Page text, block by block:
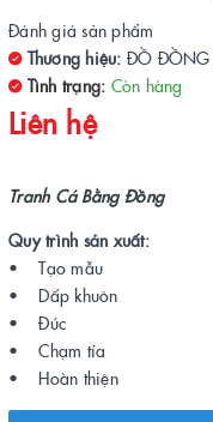
Đánh giá sản phẩm
Thương hiệu: ĐỒ ĐỒNG
Tình trạng: Còn hàng
Liên hệ
Tranh Cá Bằng Đồng
Quy trình sản xuất:
• Tạo mẫu
• Dấp khuôn
• Đúc
• Chạm tỉa
• Hoàn thiện